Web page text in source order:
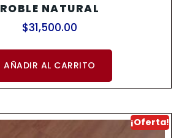
ROBLE NATURAL
$31,500.00
AÑADIR AL CARRITO
¡Oferta!